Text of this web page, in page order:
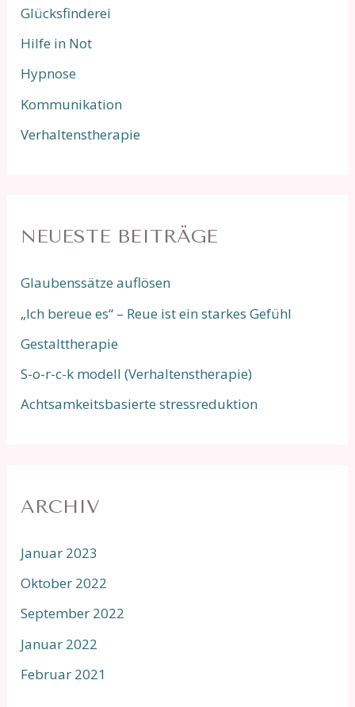
Glücksfinderei
Hilfe in Not
Hypnose
Kommunikation
Verhaltenstherapie
NEUESTE BEITRÄGE
Glaubenssätze auflösen
„Ich bereue es“ – Reue ist ein starkes Gefühl
Gestalttherapie
S-o-r-c-k modell (Verhaltenstherapie)
Achtsamkeitsbasierte stressreduktion
ARCHIV
Januar 2023
Oktober 2022
September 2022
Januar 2022
Februar 2021